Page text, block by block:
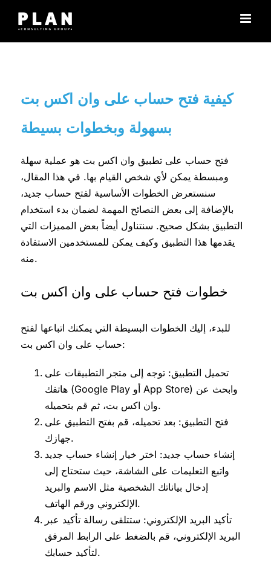
περιεχόμενο
كيفية فتح حساب على وان اكس بت
بسهولة وبخطوات بسيطة
فتح حساب على تطبيق وان اكس بت هو عملية سهلة
ومبسطة يمكن لأي شخص القيام بها. في هذا المقال،
سنستعرض الخطوات الأساسية لفتح حساب جديد،
بالإضافة إلى بعض النصائح المهمة لضمان بدء استخدام
التطبيق بشكل صحيح. سنتناول أيضاً بعض المميزات التي
يقدمها هذا التطبيق وكيف يمكن للمستخدمين الاستفادة
منه.
خطوات فتح حساب على وان اكس بت
للبدء، إليك الخطوات البسيطة التي يمكنك اتباعها لفتح
حساب على وان اكس بت:
تحميل التطبيق: توجه إلى متجر التطبيقات على
هاتفك (Google Play أو App Store) وابحث عن
وان اكس بت، ثم قم بتحميله.
فتح التطبيق: بعد تحميله، قم بفتح التطبيق على
جهازك.
إنشاء حساب جديد: اختر خيار إنشاء حساب جديد
واتبع التعليمات على الشاشة، حيث ستحتاج إلى
إدخال بياناتك الشخصية مثل الاسم والبريد
الإلكتروني ورقم الهاتف.
تأكيد البريد الإلكتروني: ستتلقى رسالة تأكيد عبر
البريد الإلكتروني، قم بالضغط على الرابط المرفق
لتأكيد حسابك.